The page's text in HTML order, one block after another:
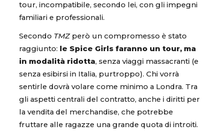
tour, incompatibile, secondo lei, con gli impegni
familiari e professionali.
Secondo TMZperò un compromesso è stato
raggiunto: le Spice Girls faranno un tour, ma
in modalità ridotta, senza viaggi massacranti (e
senza esibirsi in Italia, purtroppo). Chi vorrà
sentirle dovrà volare come minimo a Londra. Tra
gli aspetti centrali del contratto, anche i diritti per
la vendita del merchandise, che potrebbe
fruttare alle ragazze una grande quota di introiti.